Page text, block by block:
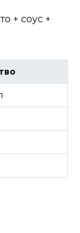
+ соус +